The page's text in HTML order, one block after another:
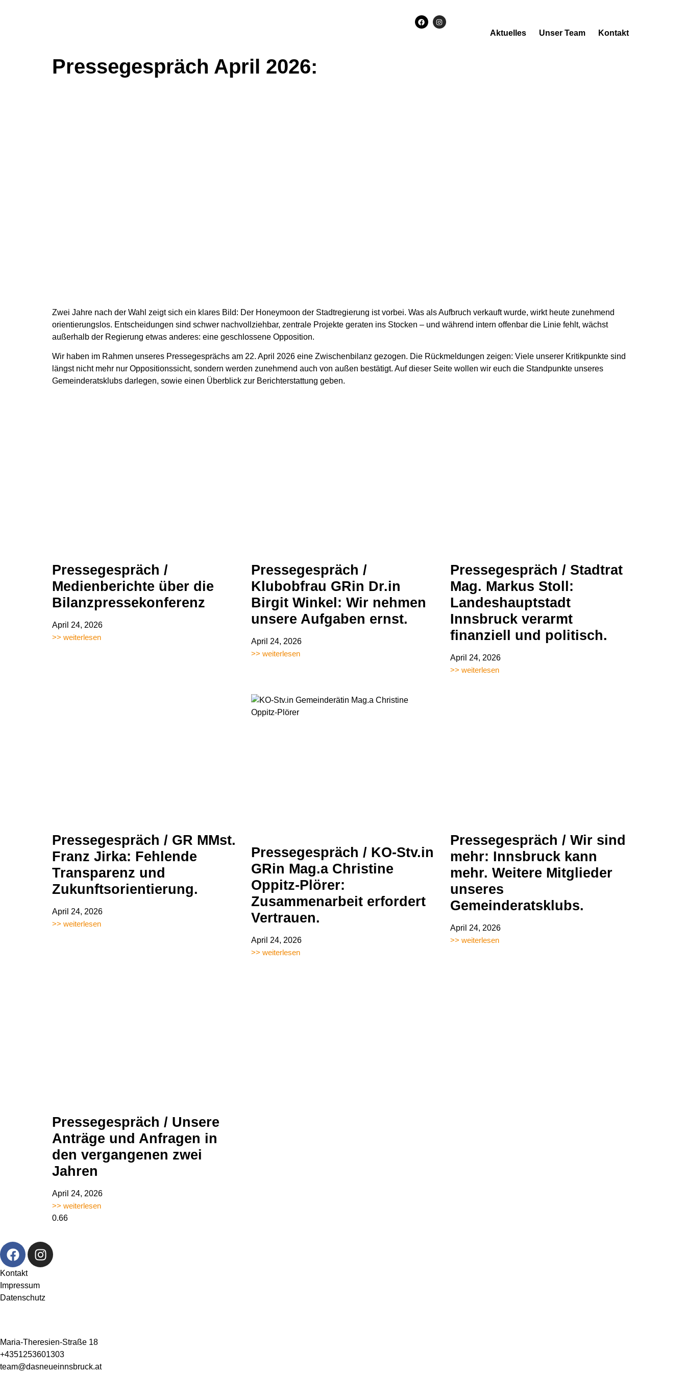
Aktuelles Unser Team Kontakt
Pressegespräch April 2026:
Zwei Jahre nach der Wahl zeigt sich ein klares Bild: Der Honeymoon der Stadtregierung ist vorbei. Was als Aufbruch verkauft wurde, wirkt heute zunehmend
orientierungslos. Entscheidungen sind schwer nachvollziehbar, zentrale Projekte geraten ins Stocken – und während intern offenbar die Linie fehlt, wächst
außerhalb der Regierung etwas anderes: eine geschlossene Opposition.
Wir haben im Rahmen unseres Pressegesprächs am 22. April 2026 eine Zwischenbilanz gezogen. Die Rückmeldungen zeigen: Viele unserer Kritikpunkte sind
längst nicht mehr nur Oppositionssicht, sondern werden zunehmend auch von außen bestätigt. Auf dieser Seite wollen wir euch die Standpunkte unseres
Gemeinderatsklubs darlegen, sowie einen Überblick zur Berichterstattung geben.
Pressegespräch /
Medienberichte über die
Bilanzpressekonferenz
April 24, 2026
>> weiterlesen
Pressegespräch /
Klubobfrau GRin Dr.in
Birgit Winkel: Wir nehmen
unsere Aufgaben ernst.
April 24, 2026
>> weiterlesen
Pressegespräch / Stadtrat
Mag. Markus Stoll:
Landeshauptstadt
Innsbruck verarmt
finanziell und politisch.
April 24, 2026
>> weiterlesen
Pressegespräch / GR MMst.
Franz Jirka: Fehlende
Transparenz und
Zukunftsorientierung.
April 24, 2026
>> weiterlesen
Pressegespräch / KO-Stv.in
GRin Mag.a Christine
Oppitz-Plörer:
Zusammenarbeit erfordert
Vertrauen.
April 24, 2026
>> weiterlesen
Pressegespräch / Wir sind
mehr: Innsbruck kann
mehr. Weitere Mitglieder
unseres
Gemeinderatsklubs.
April 24, 2026
>> weiterlesen
Pressegespräch / Unsere
Anträge und Anfragen in
den vergangenen zwei
Jahren
April 24, 2026
>> weiterlesen
Kontakt
Impressum
Datenschutz
Maria-Theresien-Straße 18
+4351253601303
team@dasneueinnsbruck.at